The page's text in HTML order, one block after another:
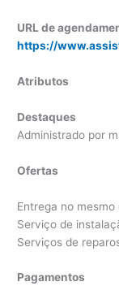
URL de
https://
Atributos
Destaques
Administrado por
Ofertas
Entrega no mesmo
Serviço de
Serviços de
Pagamentos